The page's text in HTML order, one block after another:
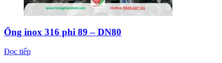
Ống inox 316 phi 89 – DN80
Đọc tiếp